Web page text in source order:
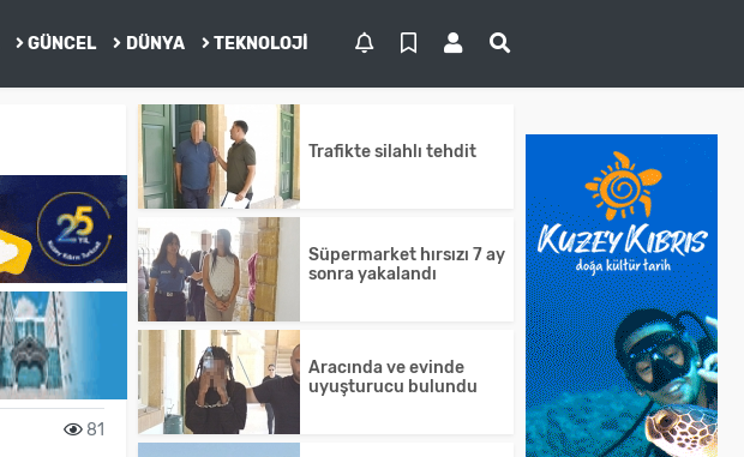
GÜNCEL DÜNYA TEKNOLOJI
81
Trafikte silahlı tehdit
Süpermarket hırsızı 7 ay
sonra yakalandı
Aracında ve evinde
uyuşturucu bulundu